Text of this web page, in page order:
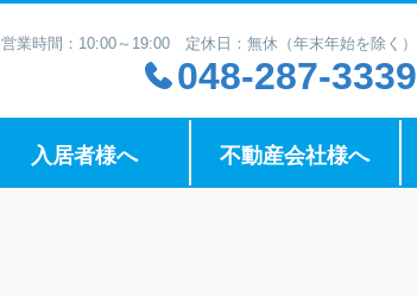
営業時間：10:00～19:00 定休日：無休（年末年始を除く）
048-287-3339
入居者様へ 不動産会社様へ